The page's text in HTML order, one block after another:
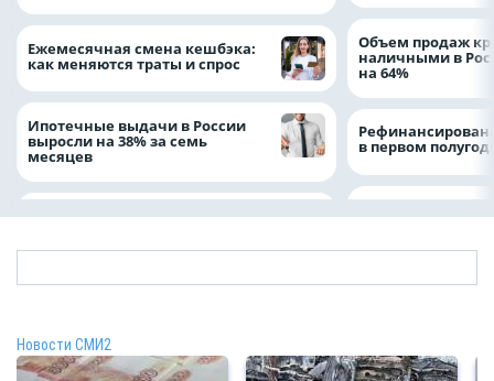
Ежемесячная смена кешбэка:
как меняются траты и спрос
Ипотечные выдачи в России
выросли на 38% за семь
месяцев
Объем продаж
наличными в
на 64%
в первом
Новости СМИ2